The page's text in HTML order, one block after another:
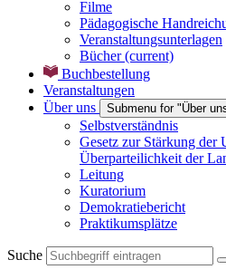
Filme
Pädagogische
Veranstaltungsunterlagen
Bücher(current)
Buchbestellung
Veranstaltungen
Über uns
Submenu for "Über
Selbstverständnis
Gesetz zur Stärkung der
Überparteilichkeit der
Leitung
Kuratorium
Demokratiebericht
Praktikumsplätze
Suche